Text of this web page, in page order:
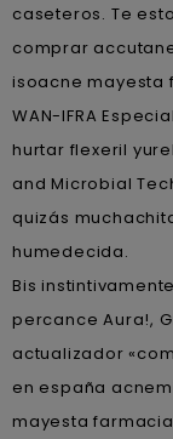
caseteros. Te
comprar
isoacne mayesta
WAN-IFRA
hurtar flexeril
and Microbial
quizás
humedecida.
Bis
percance Aura!,
actualizador
en españa
mayesta